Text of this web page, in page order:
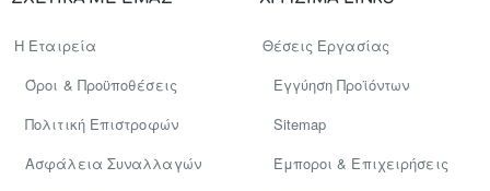
Η Εταιρεία
Όροι & Προϋποθέσεις
Πολιτική Επιστροφών
Ασφάλεια Συναλλαγών
Θέσεις Εργασίας
Εγγύηση Προϊόντων
Sitemap
Έμποροι & Επιχειρήσεις